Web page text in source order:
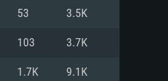
53 3.5K
103 3.7K
1.7K 9.1K